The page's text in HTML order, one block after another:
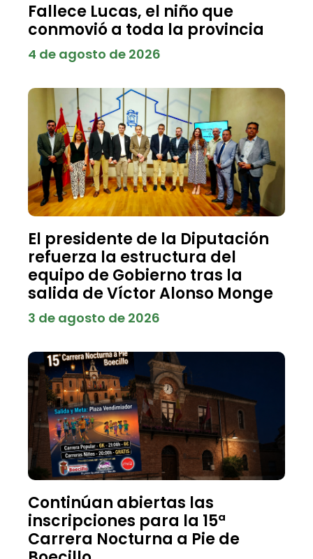
Fallece Lucas, el niño que
conmovió a toda la provincia
4 de agosto de 2026
El presidente de la Diputación
refuerza la estructura del
equipo de Gobierno tras la
salida de Víctor Alonso Monge
3 de agosto de 2026
Continúan abiertas las
inscripciones para la 15ª
Carrera Nocturna a Pie de